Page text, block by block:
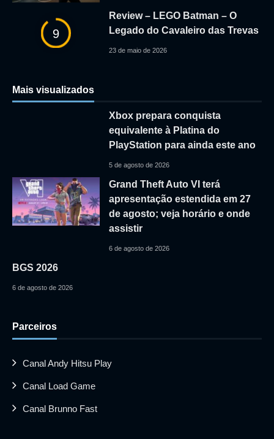
9
Review – LEGO Batman – O
Legado do Cavaleiro das Trevas
23 de maio de 2026
Mais visualizados
Xbox prepara conquista
equivalente à Platina do
PlayStation para ainda este ano
5 de agosto de 2026
Grand Theft Auto VI terá
apresentação estendida em 27
de agosto; veja horário e onde
assistir
6 de agosto de 2026
BGS 2026
6 de agosto de 2026
Parceiros
Canal Andy Hitsu Play
Canal Load Game
Canal Brunno Fast